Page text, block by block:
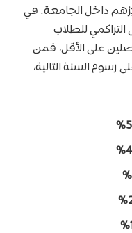
داخل الجامعة. في
للطلاب
على الأقل، فمن
السنة التالية،